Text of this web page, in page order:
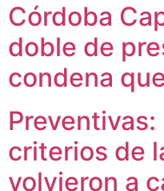
Córdoba
doble de
condena
criterios de
volvieron a